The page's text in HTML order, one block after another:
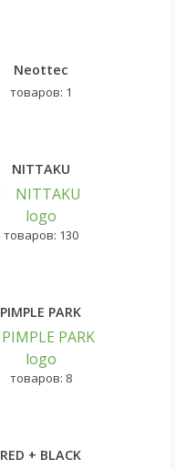
Neottec
товаров: 1
NITTAKU
товаров: 130
PIMPLE PARK
товаров: 8
RED + BLACK